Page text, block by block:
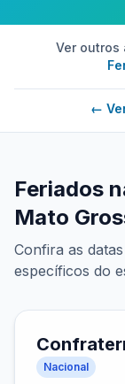
Ver outros
←
Feriados
Mato
Confira as
específicos do
Nacional